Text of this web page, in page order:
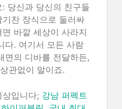
당신과 당신의 친구들
찬 장식으로 둘러싸
바깥 세상이 사라지
다. 여기서 모든 사람
면의 디바를 전달하든,
관없이 말이죠.
상입니다; 강남 퍼펙트